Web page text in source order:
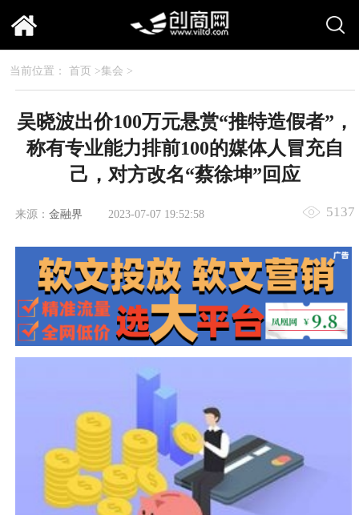
当前位置： 首页 >集会 >
吴晓波出价100万元悬赏“推特造假者”，
称有专业能力排前100的媒体人冒充自
己，对方改名“蔡徐坤”回应
来源： 金融界 2023-07-07 19:52:58 5137